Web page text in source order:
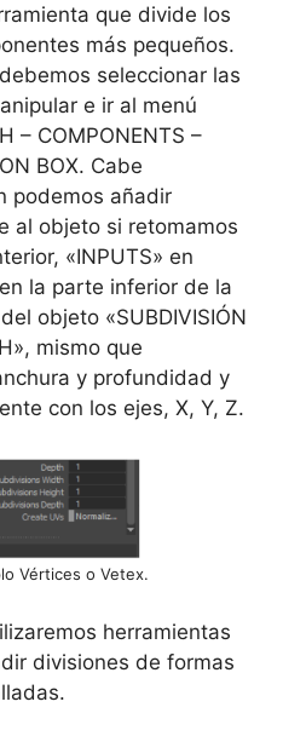
que divide los
más pequeños.
seleccionar las
e ir al menú
– COMPONENTS –
BOX. Cabe
podemos añadir
al objeto si retomamos
«INPUTS» en
la parte inferior de la
objeto «SUBDIVISIÓN
mismo que
y profundidad y
con los ejes, X, Y, Z.
Vértices o Vetex.
herramientas
divisiones de formas